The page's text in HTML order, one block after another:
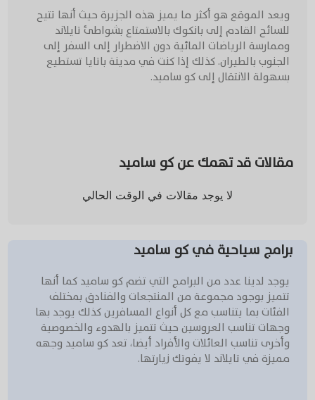
ويعد الموقع هو أكثر ما يميز هذه الجزيرة حيث أنها تتيح
للسائح القادم إلى بانكوك بالاستمتاع بشواطئ تايلاند
وممارسة الرياضات المائية دون الاضطرار إلى السفر إلى
الجنوب بالطيران. كذلك إذا كنت في مدينة باتايا تستطيع
بسهولة الانتقال إلى كو ساميد.
مقالات قد تهمك عن كو ساميد
لا يوجد مقالات في الوقت الحالي
برامج سياحية في كو ساميد
يوجد لدينا عدد من البرامج التي تضم كو ساميد كما أنها
تتميز بوجود مجموعة من المنتجعات والفنادق بمختلف
الفئات بما يتناسب مع كل أنواع المسافرين كذلك يوجد بها
وجهات تناسب العروسين حيث تتميز بالهدوء والخصوصية
وأخرى تناسب العائلات والأفراد أيضا، تعد كو ساميد وجهه
مميزة في تايلاند لا يفوتك زيارتها.